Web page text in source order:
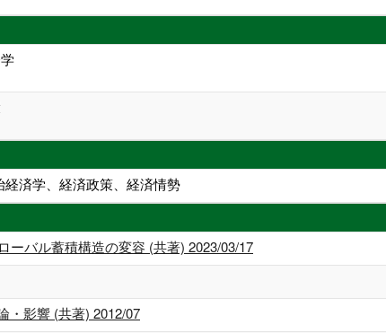
済学、経済政策、経済情勢
バル蓄積構造の変容 (共著) 2023/03/17
影響 (共著) 2012/07